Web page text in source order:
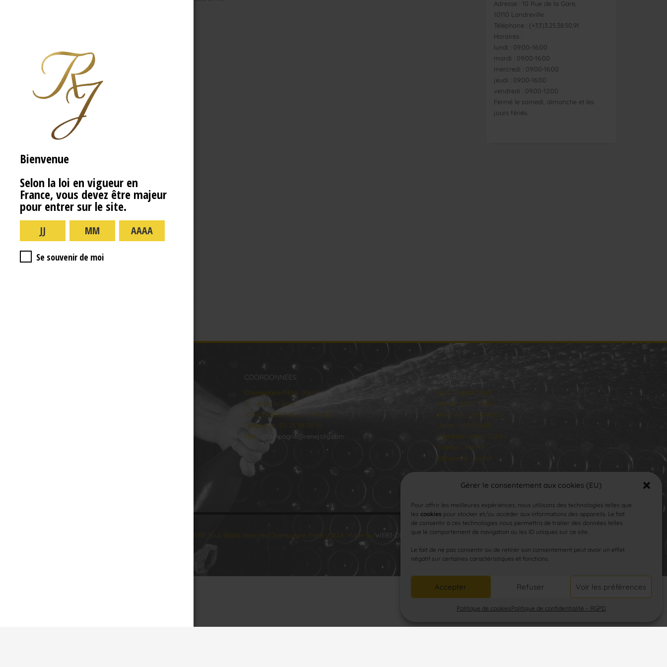
Gérer le consentement aux cookies (EU)
Pour offrir les meilleures expériences, nous utilisons des technologies telles que
les cookies pour stocker et/ou accéder aux informations des appareils. Le fait
de consentir à ces technologies nous permettra de traiter des données telles
que le comportement de navigation ou les ID uniques sur ce site.
Le fait de ne pas consentir ou de retirer son consentement peut avoir un effet
négatif sur certaines caractéristiques et fonctions.
Accepter Refuser Voir les préférences
Politique de cookiesPolitique de confidentialité – RGPD
Adresse : 10 Rue de la Gare,
10110 Landreville
Téléphone : (+33)3.25.38.50.91
Horaires :
lundi : 09:00–16:00
mardi : 09:00-16:00
mercredi : 09:00-16:00
jeudi : 09:00-16:00
vendredi : 09:00-12:00
Fermé le samedi, dimanche et les
jours fériés.
COORDONNÉES
Champagne RENE JOLLY
10 rue de la gare
10110 LANDREVILLE - FRANCE
Téléphone : 03 25 38 50 91
Mail :
champagne@renejolly.com
HORAIRES
lundi : 09:00–16:00
Mardi : 09:00-16:00
Mercredi : 09:00-16:00
Jeudi : 09:00-16:00
Vendredi : 09:00-12:00
Samedi : Fermé
Dimanche : Fermé
© 2007 Tous droits réservés Champagne René JOLLY. Made by WEB3-DESIGN.
Bienvenue
Selon la loi en vigueur en
France, vous devez être majeur
pour entrer sur le site.
Se souvenir de moi